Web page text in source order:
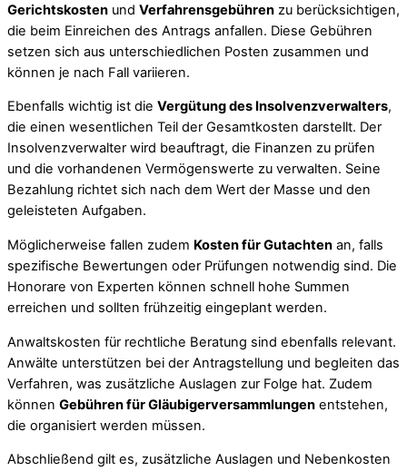
Gerichtskosten und Verfahrensgebühren zu berücksichtigen,
die beim Einreichen des Antrags anfallen. Diese Gebühren
setzen sich aus unterschiedlichen Posten zusammen und
können je nach Fall variieren.
Ebenfalls wichtig ist die Vergütung des Insolvenzverwalters,
die einen wesentlichen Teil der Gesamtkosten darstellt. Der
Insolvenzverwalter wird beauftragt, die Finanzen zu prüfen
und die vorhandenen Vermögenswerte zu verwalten. Seine
Bezahlung richtet sich nach dem Wert der Masse und den
geleisteten Aufgaben.
Möglicherweise fallen zudem Kosten für Gutachten an, falls
spezifische Bewertungen oder Prüfungen notwendig sind. Die
Honorare von Experten können schnell hohe Summen
erreichen und sollten frühzeitig eingeplant werden.
Anwaltskosten für rechtliche Beratung sind ebenfalls relevant.
Anwälte unterstützen bei der Antragstellung und begleiten das
Verfahren, was zusätzliche Auslagen zur Folge hat. Zudem
können Gebühren für Gläubigerversammlungen entstehen,
die organisiert werden müssen.
Abschließend gilt es, zusätzliche Auslagen und Nebenkosten